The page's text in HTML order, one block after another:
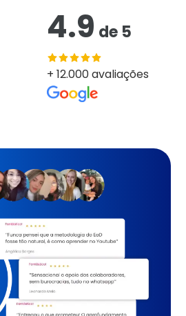
4.9 de 5
+ 12.000 avaliações